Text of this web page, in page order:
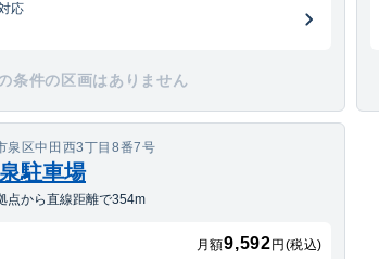
応
条件の区画はありません
泉区中田西3丁目8番7号
駐車場
点から直線距離で354m
月額9,592 円(税込)